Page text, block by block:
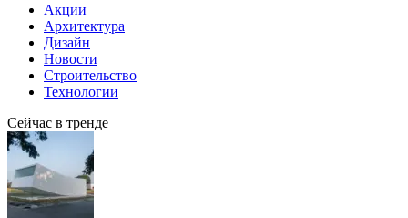
Акции
Архитектура
Дизайн
Новости
Строительство
Технологии
Сейчас в тренде